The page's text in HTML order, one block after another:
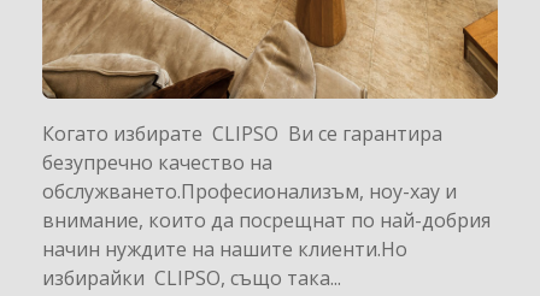
Когато избирате CLIPSO Ви се гарантира
безупречно качество на
обслужването.Професионализъм, ноу-хау и
внимание, които да посрещнат по най-добрия
начин нуждите на нашите клиенти.Но
избирайки CLIPSO, също така...